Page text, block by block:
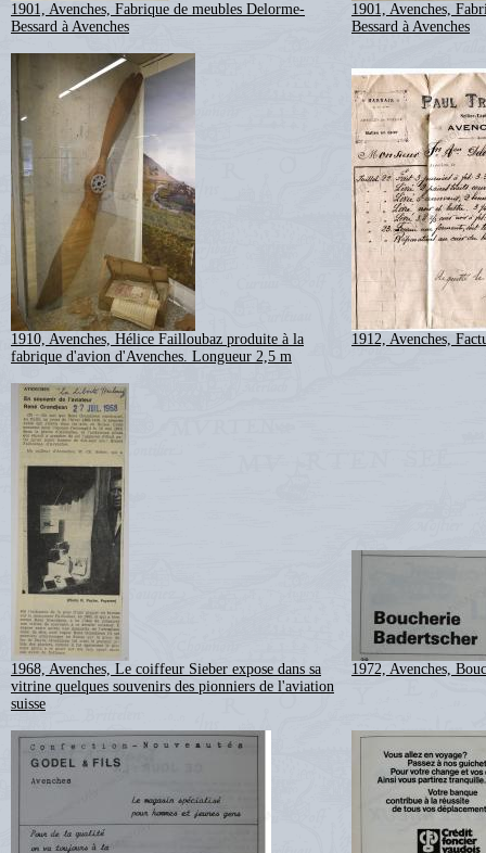
1901, Avenches, Fabrique de meubles Delorme-
Bessard à Avenches
1901, Avenches,
Bessard à Avenches
1910, Avenches, Hélice Failloubaz produite à la
fabrique d'avion d'Avenches. Longueur 2,5 m
1912, Avenches,
1968, Avenches, Le coiffeur Sieber expose dans sa
vitrine quelques souvenirs des pionniers de l'aviation
suisse
1972, Avenches,